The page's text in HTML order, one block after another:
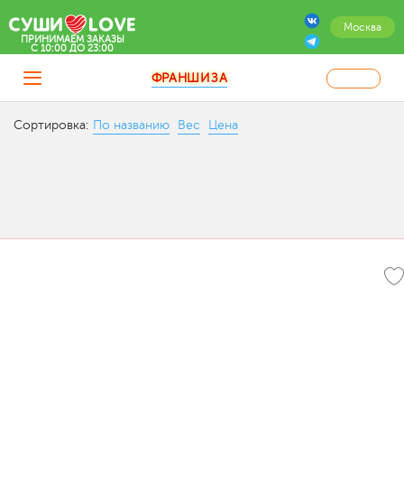
Москва
ПРИНИМАЕМ ЗАКАЗЫ
C 10:00 ДО 23:00
ФРАНШИЗА
Сортировка: По названию Вес Цена